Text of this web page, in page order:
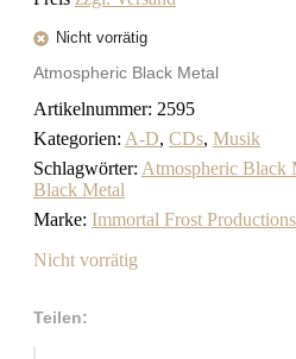
Nicht vorrätig
Atmospheric Black Metal
Artikelnummer: 2595
Kategorien: A-D, CDs, Musik
Schlagwörter: Atmospheric Black
Black Metal
Marke: Immortal Frost Productions
Nicht vorrätig
Teilen: